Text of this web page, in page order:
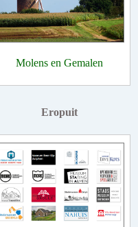
Molens en Gemalen
Eropuit